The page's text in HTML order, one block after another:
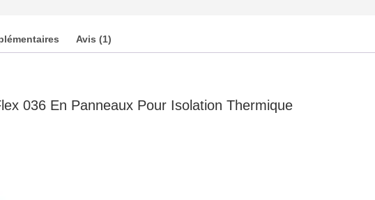
Avis (1)
036 En Panneaux Pour Isolation Thermique